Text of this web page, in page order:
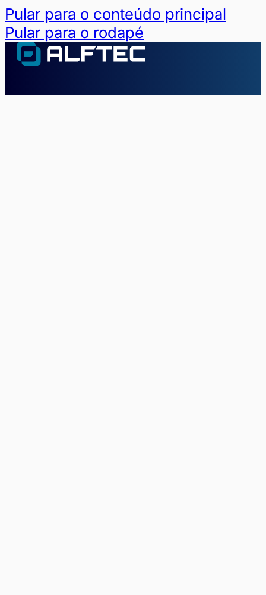
Pular para o conteúdo principal
Pular para o rodapé